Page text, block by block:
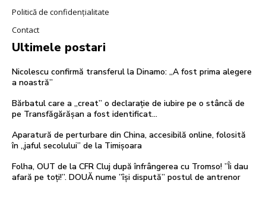
Politică de confidențialitate
Contact
Ultimele postari
Nicolescu confirmă transferul la Dinamo: „A fost prima alegere
a noastră”
Bărbatul care a „creat” o declarație de iubire pe o stâncă de
pe Transfăgărășan a fost identificat…
Aparatură de perturbare din China, accesibilă online, folosită
în „jaful secolului” de la Timișoara
Folha, OUT de la CFR Cluj după înfrângerea cu Tromso! ”Îi dau
afară pe toți!”. DOUĂ nume ”își dispută” postul de antrenor